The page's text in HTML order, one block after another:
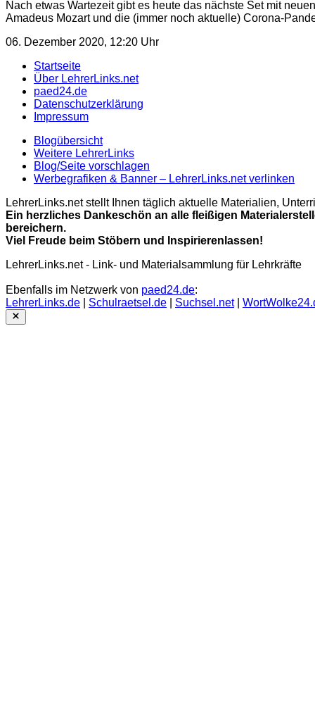
Nach etwas Wartezeit gibt es heute das nächste Set mit
Amadeus Mozart und die (immer noch aktuelle) Corona-
06. Dezember 2020, 12:20 Uhr
Startseite
Über LehrerLinks.net
paed24.de
Datenschutzerklärung
Impressum
Blogübersicht
Weitere LehrerLinks
Blog/Seite vorschlagen
Werbegrafiken & Banner – LehrerLinks.net verlinken
LehrerLinks.net stellt Ihnen täglich aktuelle Materialien,
Ein herzliches Dankeschön an alle fleißigen
bereichern.
Viel Freude beim Stöbern und Inspirierenlassen!
LehrerLinks.net - Link- und Materialsammlung für Lehrkräfte
Ebenfalls im Netzwerk von paed24.de:
LehrerLinks.de
Schulraetsel.de Suchsel.net|
Close